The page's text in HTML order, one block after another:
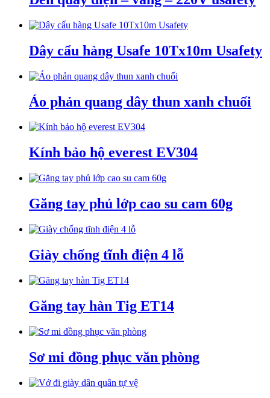
Dây cẩu hàng Usafe 10Tx10m Usafety
Áo phản quang dây thun xanh chuối
Kính bảo hộ everest EV304
Găng tay phủ lớp cao su cam 60g
Giày chống tĩnh điện 4 lỗ
Găng tay hàn Tig ET14
Sơ mi đồng phục văn phòng